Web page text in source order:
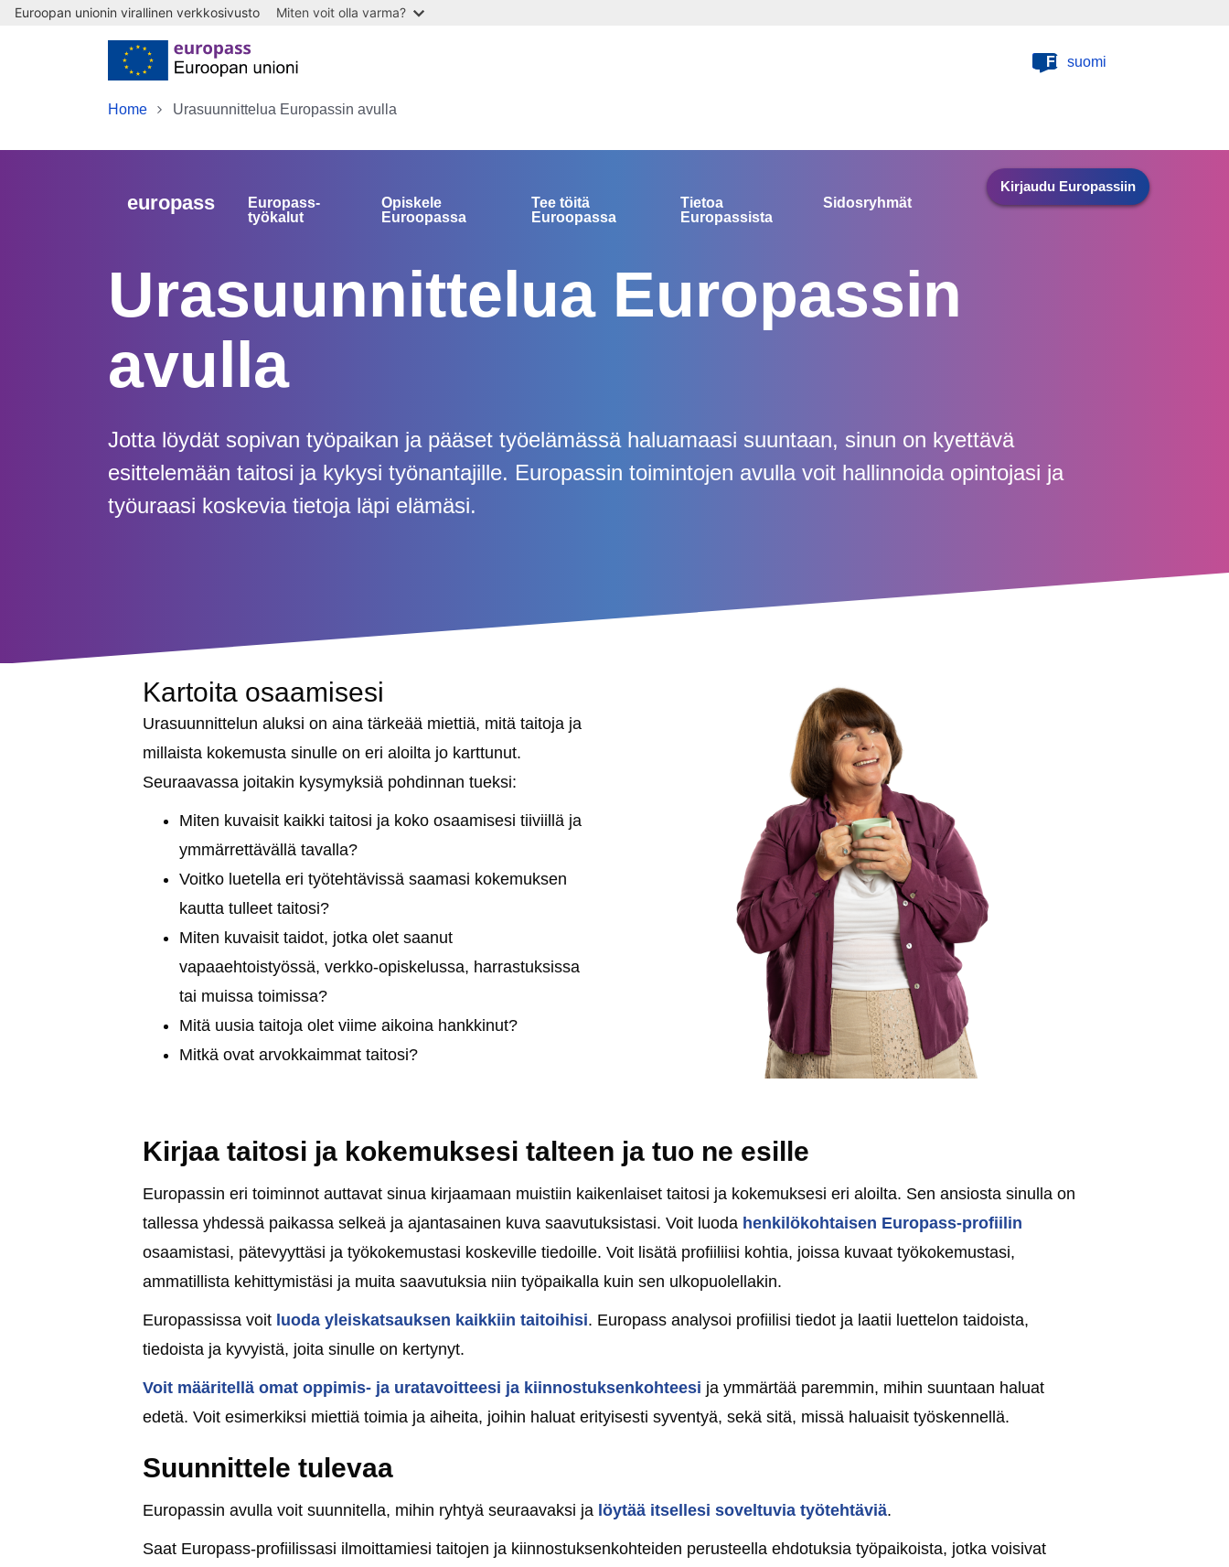
Skip to main content
Euroopan unionin virallinen verkkosivusto Miten voit olla varma?
Home Urasuunnittelua Europassin avulla
FI suomi
europass
Europass-
työkalut
Opiskele
Euroopassa
Tee töitä
Euroopassa
Tietoa
Europassista
Sidosryhmät
Kirjaudu Europassiin
Urasuunnittelua Europassin
avulla
Jotta löydät sopivan työpaikan ja pääset työelämässä haluamaasi suuntaan, sinun on kyettävä
esittelemään taitosi ja kykysi työnantajille. Europassin toimintojen avulla voit hallinnoida opintojasi ja
työuraasi koskevia tietoja läpi elämäsi.
Kartoita osaamisesi
Urasuunnittelun aluksi on aina tärkeää miettiä, mitä taitoja ja
millaista kokemusta sinulle on eri aloilta jo karttunut.
Seuraavassa joitakin kysymyksiä pohdinnan tueksi:
Miten kuvaisit kaikki taitosi ja koko osaamisesi tiiviillä ja
ymmärrettävällä tavalla?
Voitko luetella eri työtehtävissä saamasi kokemuksen
kautta tulleet taitosi?
Miten kuvaisit taidot, jotka olet saanut
vapaaehtoistyössä, verkko-opiskelussa, harrastuksissa
tai muissa toimissa?
Mitä uusia taitoja olet viime aikoina hankkinut?
Mitkä ovat arvokkaimmat taitosi?
Kirjaa taitosi ja kokemuksesi talteen ja tuo ne esille
Europassin eri toiminnot auttavat sinua kirjaamaan muistiin kaikenlaiset taitosi ja kokemuksesi eri aloilta. Sen ansiosta sinulla on
tallessa yhdessä paikassa selkeä ja ajantasainen kuva saavutuksistasi. Voit luoda henkilökohtaisen Europass-profiilin
osaamistasi, pätevyyttäsi ja työkokemustasi koskeville tiedoille. Voit lisätä profiiliisi kohtia, joissa kuvaat työkokemustasi,
ammatillista kehittymistäsi ja muita saavutuksia niin työpaikalla kuin sen ulkopuolellakin.
Europassissa voit luoda yleiskatsauksen kaikkiin taitoihisi. Europass analysoi profiilisi tiedot ja laatii luettelon taidoista,
tiedoista ja kyvyistä, joita sinulle on kertynyt.
Voit määritellä omat oppimis- ja uratavoitteesi ja kiinnostuksenkohteesi ja ymmärtää paremmin, mihin suuntaan haluat
edetä. Voit esimerkiksi miettiä toimia ja aiheita, joihin haluat erityisesti syventyä, sekä sitä, missä haluaisit työskennellä.
Suunnittele tulevaa
Europassin avulla voit suunnitella, mihin ryhtyä seuraavaksi ja löytää itsellesi soveltuvia työtehtäviä.
Saat Europass-profiilissasi ilmoittamiesi taitojen ja kiinnostuksenkohteiden perusteella ehdotuksia työpaikoista, jotka voisivat